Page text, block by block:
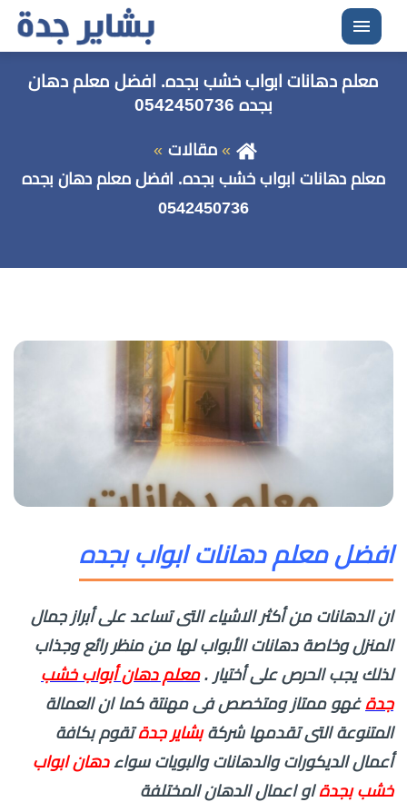
القائمة
معلم دهانات ابواب خشب بجده. افضل معلم دهان
بجده 0542450736
مقالات
معلم دهانات ابواب خشب بجده. افضل معلم دهان بجده
0542450736
افضل معلم دهانات ابواب بجده
ان الدهانات من أكثر الاشياء التى تساعد على أبراز جمال
المنزل وخاصة دهانات الأبواب لها من منظر رائع وجذاب
لذلك يجب الحرص على أختيار .معلم دهان أبواب خشب
جدة غهو ممتاز ومتخصص فى مهنتة كما ان العمالة
المتنوعة التى تقدمها شركةبشاير جدةتقوم بكافة
أعمال الديكورات والدهانات والبويات سواءدهان ابواب
خشب بجدةاو اعمال الدهان المختلفة